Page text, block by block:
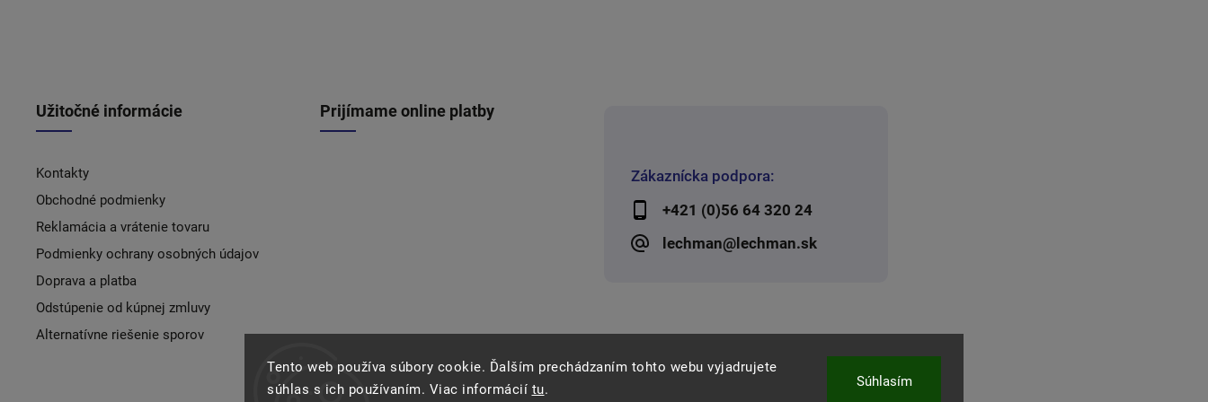
Tento web používa súbory cookie. Ďalším prechádzaním tohto webu vyjadrujete
súhlas s ich používaním. Viac informácií tu. Súhlasím
Zákaznícka podpora:
+421 (0)56 64 320 24
lechman@lechman.sk
Užitočné informácie
Kontakty
Obchodné podmienky
Reklamácia a vrátenie tovaru
Podmienky ochrany osobných údajov
Doprava a platba
Odstúpenie od kúpnej zmluvy
Alternatívne riešenie sporov
Prijímame online platby